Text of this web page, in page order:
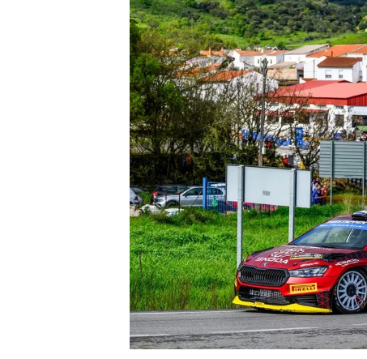
INDYCAR